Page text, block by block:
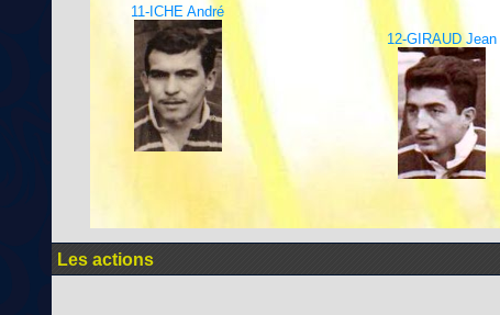
11-ICHE André
12-GIRAUD Jean
Les actions